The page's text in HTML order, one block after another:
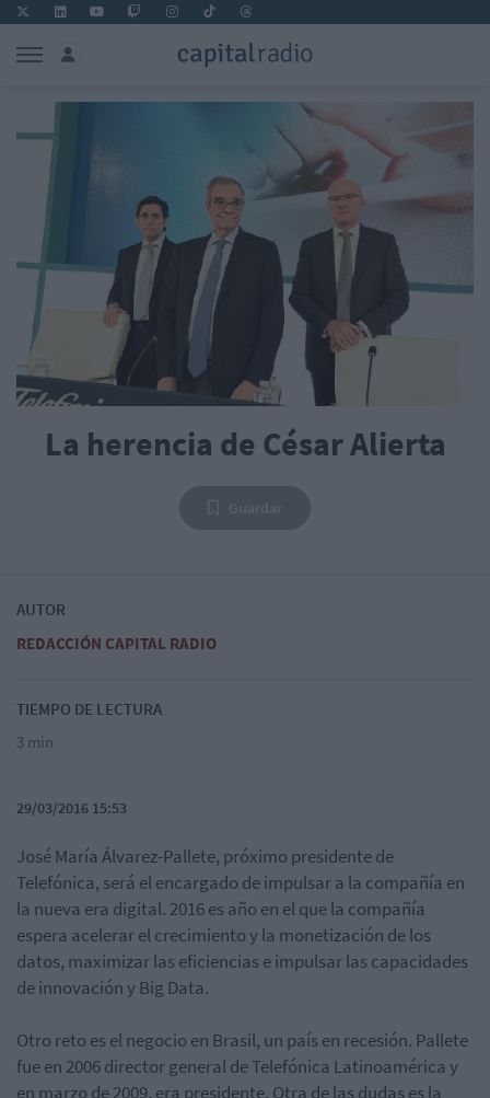
La herencia de César Alierta
AUTOR
REDACCIÓN CAPITAL RADIO
TIEMPO DE LECTURA
3 min
29/03/2016 15:53
José María Álvarez-Pallete, próximo presidente de
Telefónica, será el encargado de impulsar a la compañía en
la nueva era digital. 2016 es año en el que la compañía
espera acelerar el crecimiento y la monetización de los
datos, maximizar las eficiencias e impulsar las capacidades
de innovación y Big Data.
Otro reto es el negocio en Brasil, un país en recesión. Pallete
fue en 2006 director general de Telefónica Latinoamérica y
en marzo de 2009, era presidente. Otra de las dudas es la